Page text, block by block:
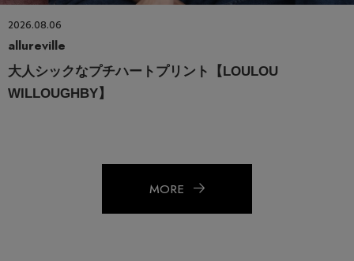
2026.08.06
allureville
大人シックなプチハートプリント【LOULOU
WILLOUGHBY】
MORE